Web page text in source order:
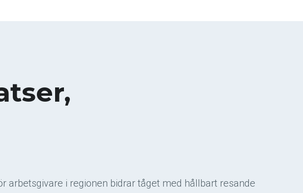
arbetsgivare i regionen bidrar tåget med hållbart resande